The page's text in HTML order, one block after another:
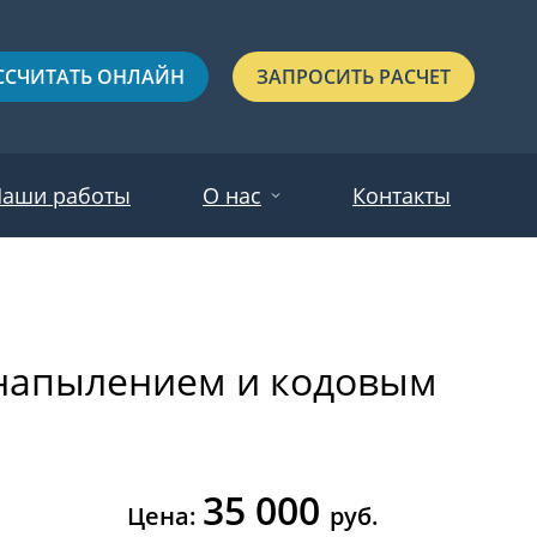
ОНЛАЙН ЗАПРОСИТЬ РАСЧЕТ
С выдавленным рисунком
работы О нас Контакты
и кодовым
Цена: 35 000 руб.